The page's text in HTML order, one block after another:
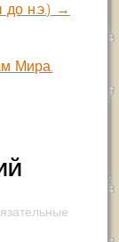
до н.э.) →
Мира.